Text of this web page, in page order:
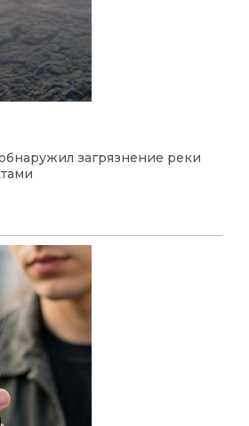
загрязнение реки